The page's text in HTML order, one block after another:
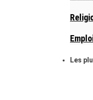
Les